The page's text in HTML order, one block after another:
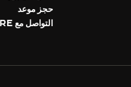
حجز موعد
التواصل مع JAEGER-LECOULTRE